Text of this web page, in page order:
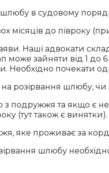
шлюбу в судовому
до півроку
Наші адвокати
зайняти від 1 до 6
Необхідно почекати
розірвання шлюбу,
з подружжя та якщо
(тут також є винятки).
яке проживає за
шлюбу